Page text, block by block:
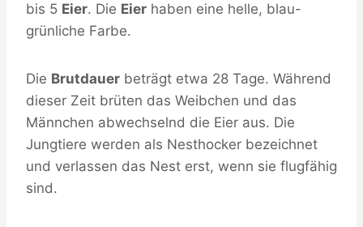
bis 5 Eier. Die Eier haben eine helle, blau-
grünliche Farbe.
Die Brutdauer beträgt etwa 28 Tage. Während
dieser Zeit brüten das Weibchen und das
Männchen abwechselnd die Eier aus. Die
Jungtiere werden als Nesthocker bezeichnet
und verlassen das Nest erst, wenn sie flugfähig
sind.